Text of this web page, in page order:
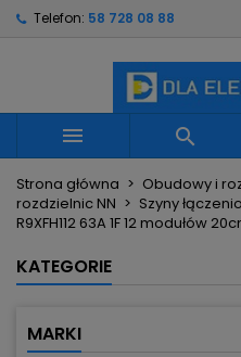
Telefon: 58 728 08 88
 
Strona główna Obudowy i
rozdzielnic NN
Szyny
R9XFH112 63A 1F 12 modułów
KATEGORIE
MARKI
Utwórz nową listę
Nazwa listy życzeń
Anuluj
Musisz być zalogowany
swojej liście życzeń.